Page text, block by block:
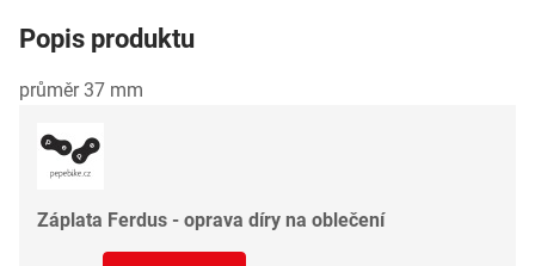
Popis produktu
průměr 37 mm
Záplata Ferdus - oprava díry na oblečení